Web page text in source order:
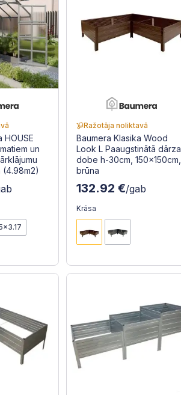
HOUSE
un
(4.98m2)
Ražotāja noliktavā
Baumera Klasika Wood
Look L Paaugstinātā dārza
dobe h-30cm, 150x150cm,
brūna
132.92 €/gab
Krāsa